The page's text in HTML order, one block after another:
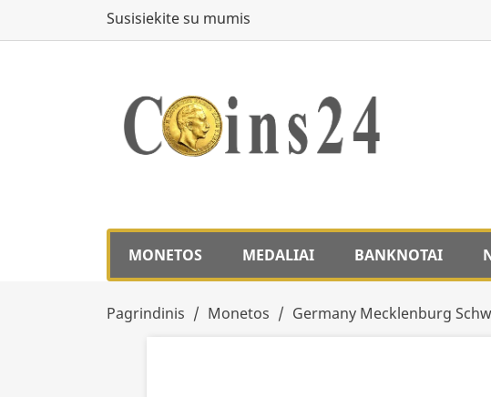
Susisiekite su mumis
MONETOS MEDALIAI BANKNOTAI
Pagrindinis Monetos Germany Mecklenburg